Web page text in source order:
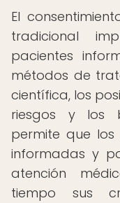
El
tradicional
pacientes
métodos de
científica, los
riesgos y los
permite que los
informadas y
atención
tiempo sus